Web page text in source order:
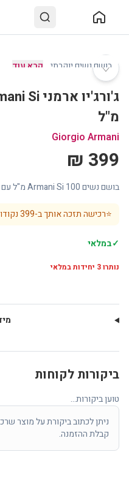
♡
בושם נשים יוקרתי קרא עוד
מ"ל
Giorgio Armani
399 ₪
בושם נשים Armani Si 100 מ"ל עם ניחוח אלגנטי ויוקרתי לכל אירוע.
⭐רכישה תזכה אותך ב-399
✓במלאי
נותרו3 יחידות במלאי
ביקורות לקוחות
טוען ביקורות...
ניתן לכתוב ביקורת על מוצר
קבלת ההזמנה.